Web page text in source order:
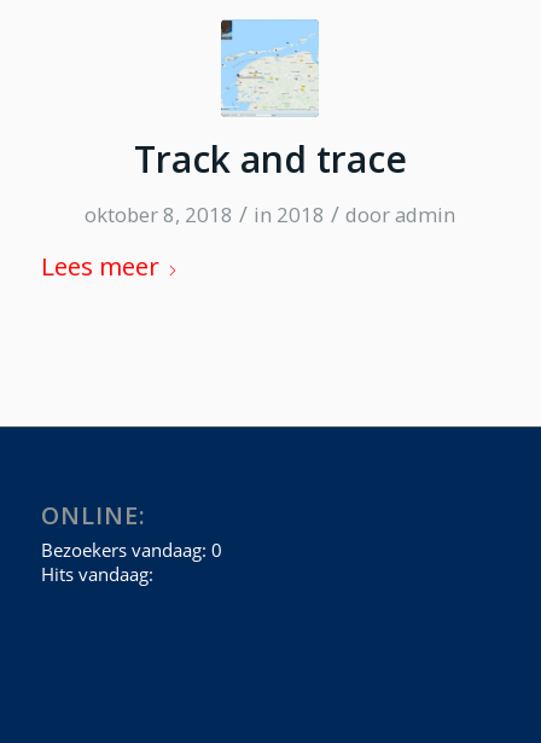
Track and trace
oktober 8, 2018 / in 2018 / dooradmin
Lees meer
ONLINE: